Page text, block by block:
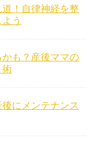
！自律神経を整
う
も？産後ママの
術
にメンテナンス